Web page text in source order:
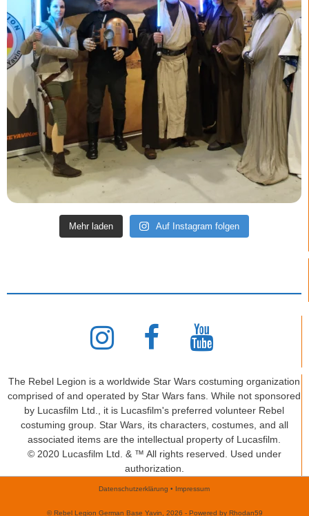
Mehr laden Auf Instagram folgen
The Rebel Legion is a worldwide Star Wars costuming organization
comprised of and operated by Star Wars fans. While not sponsored
by Lucasfilm Ltd., it is Lucasfilm's preferred volunteer Rebel
costuming group. Star Wars, its characters, costumes, and all
associated items are the intellectual property of Lucasfilm.
© 2020 Lucasfilm Ltd. & ™ All rights reserved. Used under
authorization.
Datenschutzerklärung • Impressum
© Rebel Legion German Base Yavin, 2026 - Powered by Rhodan59